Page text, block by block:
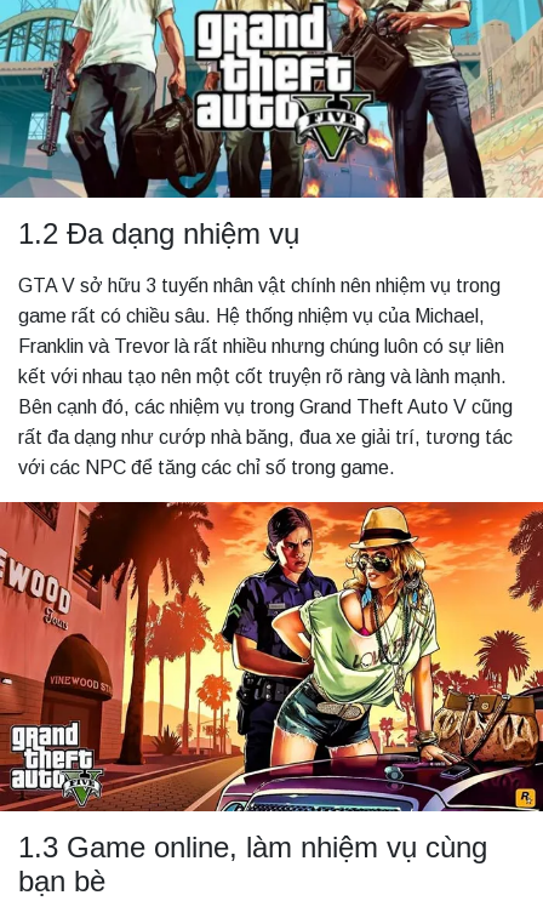
1.2 Đa dạng nhiệm vụ
GTA V sở hữu 3 tuyến nhân vật chính nên nhiệm vụ trong
game rất có chiều sâu. Hệ thống nhiệm vụ của Michael,
Franklin và Trevor là rất nhiều nhưng chúng luôn có sự liên
kết với nhau tạo nên một cốt truyện rõ ràng và lành mạnh.
Bên cạnh đó, các nhiệm vụ trong Grand Theft Auto V cũng
rất đa dạng như cướp nhà băng, đua xe giải trí, tương tác
với các NPC để tăng các chỉ số trong game.
1.3 Game online, làm nhiệm vụ cùng
bạn bè